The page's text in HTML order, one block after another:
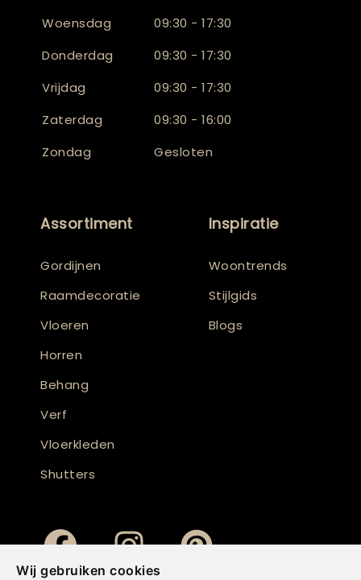
Wij gebruiken cookies
Woensdag
09:30 - 17:30
Donderdag
09:30 - 17:30
Vrijdag
09:30 - 17:30
Zaterdag
09:30 - 16:00
Zondag
Gesloten
Assortiment
Gordijnen
Raamdecoratie
Vloeren
Horren
Behang
Verf
Vloerkleden
Shutters
Inspiratie
Woontrends
Stijlgids
Blogs